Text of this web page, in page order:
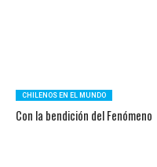
CHILENOS EN EL MUNDO
Con la bendición del Fenómeno